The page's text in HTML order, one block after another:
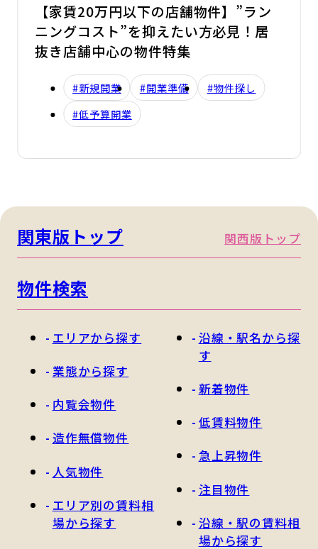
【家賃20万円以下の店舗物件】”ラン
ニングコスト”を抑えたい方必見！居
抜き店舗中心の物件特集
#新規開業 #開業準備
#物件探し
#低予算開業
関東版トップ 関西版トップ
物件検索
エリアから探す
業態から探す
内覧会物件
造作無償物件
人気物件
エリア別の賃料相
場から探す
沿線・駅名から探
す
新着物件
低賃料物件
急上昇物件
注目物件
沿線・駅の賃料相
場から探す